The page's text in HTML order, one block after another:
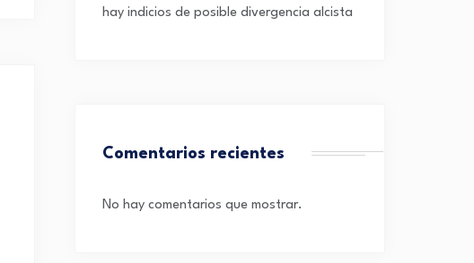
hay indicios de posible divergencia alcista
Comentarios recientes
No hay comentarios que mostrar.